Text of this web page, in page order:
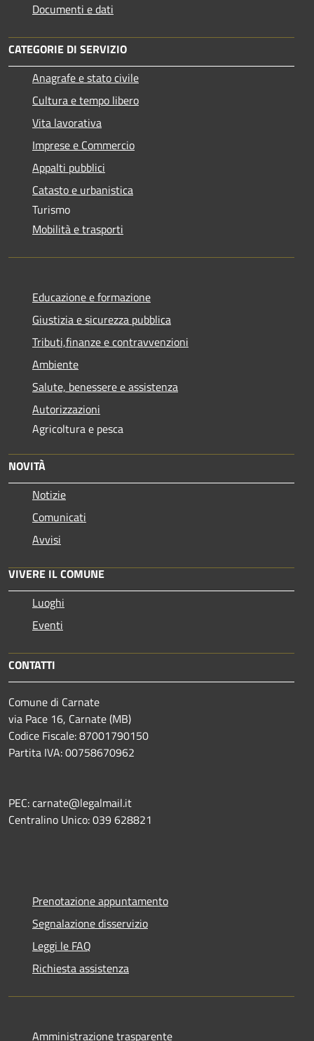
Documenti e dati
CATEGORIE DI SERVIZIO
Anagrafe e stato civile
Cultura e tempo libero
Vita lavorativa
Imprese e Commercio
Appalti pubblici
Catasto e urbanistica
Turismo
Mobilità e trasporti
Educazione e formazione
Giustizia e sicurezza pubblica
Tributi,finanze e contravvenzioni
Ambiente
Salute, benessere e assistenza
Autorizzazioni
Agricoltura e pesca
NOVITÀ
Notizie
Comunicati
Avvisi
VIVERE IL COMUNE
Luoghi
Eventi
CONTATTI
Comune di Carnate
via Pace 16, Carnate (MB)
Codice Fiscale: 87001790150
Partita IVA: 00758670962
PEC: carnate@legalmail.it
Centralino Unico: 039 628821
Prenotazione appuntamento
Segnalazione disservizio
Leggi le FAQ
Richiesta assistenza
Amministrazione trasparente